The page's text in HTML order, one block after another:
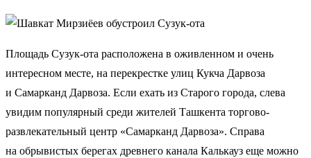
Площадь Сузук-ота расположена в оживленном и очень
интересном месте, на перекрестке улиц Кукча Дарвоза
и Самарканд Дарвоза. Если ехать из Старого города, слева
увидим популярный среди жителей Ташкента торгово-
развлекательный центр «Самарканд Дарвоза». Справа
на обрывистых берегах древнего канала Калькауз еще можно